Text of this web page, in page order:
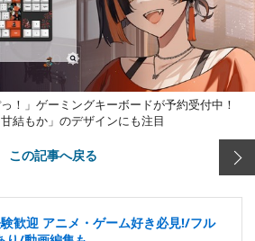
！」ゲーミングキーボードが予約受付中！
結もか」のデザインにも注目
この記事へ戻る
歓迎 アニメ・ゲーム好き必見!/フル